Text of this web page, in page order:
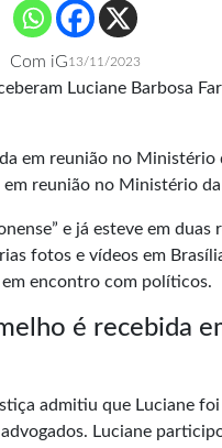
Com iG13/11/2023
Luciane Barbosa
reunião no Ministério
e já esteve em
fotos e vídeos em
em encontro com políticos.
é recebida
admitiu que Luciane
Luciane